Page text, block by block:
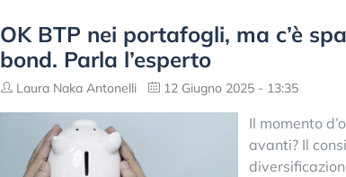
OK BTP nei portafogli, ma c’è
bond. Parla l’esperto
Laura Naka Antonelli 12 Giugno 2025 - 13:35
Il momento
avanti? Il